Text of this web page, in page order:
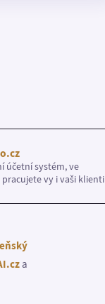
účetní systém, ve
vy i vaši klienti
a